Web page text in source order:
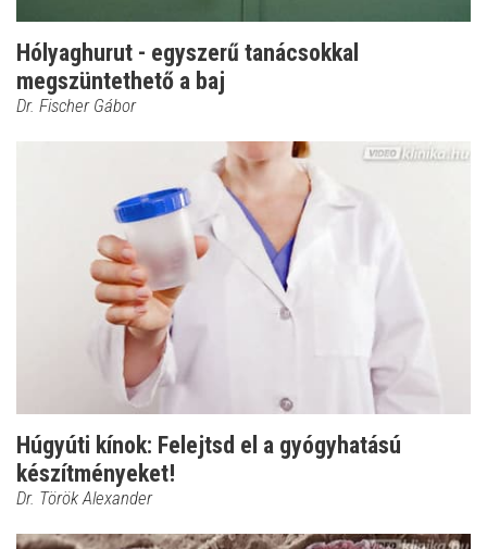
Hólyaghurut - egyszerű tanácsokkal
megszüntethető a baj
Dr. Fischer Gábor
Húgyúti kínok: Felejtsd el a gyógyhatású
készítményeket!
Dr. Török Alexander